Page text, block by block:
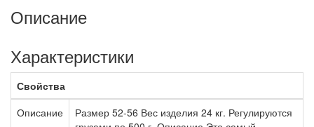
Описание
Характеристики
Свойства
Описание
Размер 52-56 Вес изделия 24 кг. Регулируются